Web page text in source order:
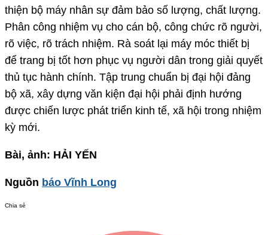
thiện bộ máy nhân sự đảm bảo số lượng, chất lượng.
Phân công nhiệm vụ cho cán bộ, công chức rõ người,
rõ việc, rõ trách nhiệm. Rà soát lại máy móc thiết bị
để trang bị tốt hơn phục vụ người dân trong giải quyết
thủ tục hành chính. Tập trung chuẩn bị đại hội đảng
bộ xã, xây dựng văn kiện đại hội phải định hướng
được chiến lược phát triển kinh tế, xã hội trong nhiệm
kỳ mới.
Bài, ảnh: HẢI YẾN
Nguồn báo Vĩnh Long
Chia sẻ